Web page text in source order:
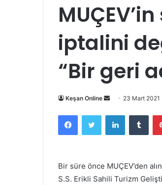
iptalini
“Bir geri
Keşan Online
Bir
posta
göndermek
23 Mart 2021
FacebookTwitter LinkedIn
Bir süre önce MUÇEV’den
S.S. Erikli Sahili Turizm